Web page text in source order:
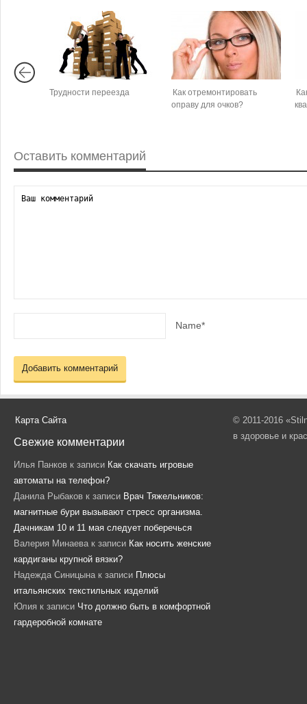
Трудности переезда
Как отремонтировать
оправу для очков?
Оставить комментарий
Name*
Карта Сайта
Свежие комментарии
Илья Панков к записи Как скачать игровые
автоматы на телефон?
Данила Рыбаков к записи Врач Тяжельников:
магнитные бури вызывают стресс организма.
Дачникам 10 и 11 мая следует поберечься
Валерия Минаева к записи Как носить женские
кардиганы крупной вязки?
Надежда Синицына к записи Плюсы
итальянских текстильных изделий
Юлия к записи Что должно быть в комфортной
гардеробной комнате
© 2011-2016
в здоровье и